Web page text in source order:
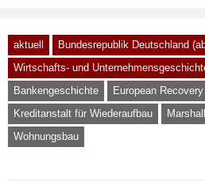
aktuell
Bundesrepublik Deutschland
Wirtschafts- und
Bankengeschichte
European
Kreditanstalt für Wiederaufbau
Wohnungsbau